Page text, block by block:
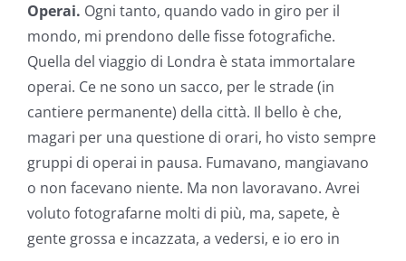
Operai. Ogni tanto, quando vado in giro per il
mondo, mi prendono delle fisse fotografiche.
Quella del viaggio di Londra è stata immortalare
operai. Ce ne sono un sacco, per le strade (in
cantiere permanente) della città. Il bello è che,
magari per una questione di orari, ho visto sempre
gruppi di operai in pausa. Fumavano, mangiavano
o non facevano niente. Ma non lavoravano. Avrei
voluto fotografarne molti di più, ma, sapete, è
gente grossa e incazzata, a vedersi, e io ero in